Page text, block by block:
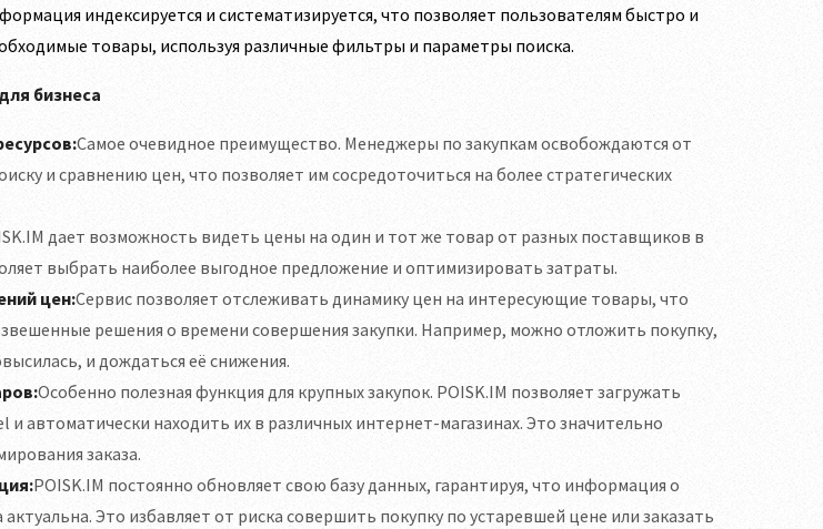
индексируется и систематизируется, что позволяет пользователям быстро и
товары, используя различные фильтры и параметры поиска.
бизнеса
Самое очевидное преимущество. Менеджеры по закупкам освобождаются от
и сравнению цен, что позволяет им сосредоточиться на более стратегических
дает возможность видеть цены на один и тот же товар от разных поставщиков в
выбрать наиболее выгодное предложение и оптимизировать затраты.
цен:Сервис позволяет отслеживать динамику цен на интересующие товары, что
решения о времени совершения закупки. Например, можно отложить покупку,
и дождаться её снижения.
Особенно полезная функция для крупных закупок. POISK.IM позволяет загружать
и автоматически находить их в различных интернет-магазинах. Это значительно
заказа.
POISK.IM постоянно обновляет свою базу данных, гарантируя, что информация о
актуальна. Это избавляет от риска совершить покупку по устаревшей цене или заказать